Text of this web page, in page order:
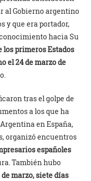
al Gobierno argentino
y que era portador,
hacia Su
los primeros Estados
el 24 de marzo de
tras el golpe de
a los que ha
en España,
organizó encuentros
españoles
También hubo
de marzo, siete días